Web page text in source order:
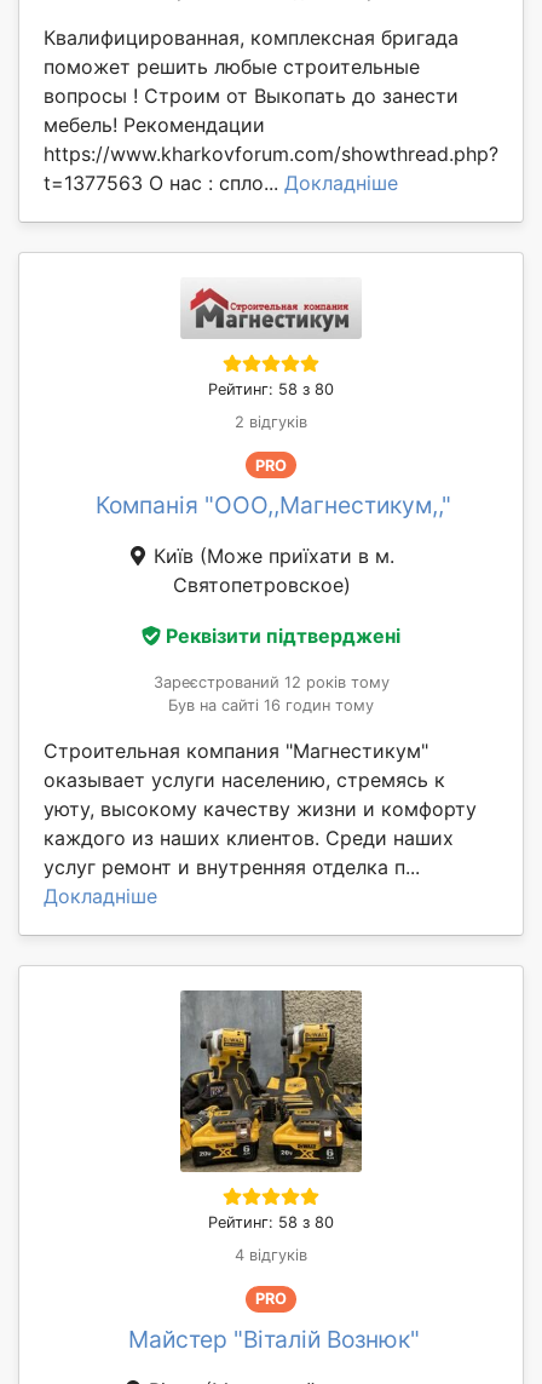
Квалифицированная, комплексная бригада
поможет решить любые строительные
вопросы ! Строим от Выкопать до занести
мебель! Рекомендации
https://www.kharkovforum.com/showthread.php?
t=1377563 О нас : спло... Докладніше
Рейтинг: 58 з 80
2 відгуків
PRO
Компанія "ООО,,Магнестикум,,"
Київ (Може приїхати в м.
Святопетровское)
Реквізити підтверджені
Зареєстрований 12 років тому
Був на сайті 16 годин тому
Строительная компания "Магнестикум"
оказывает услуги населению, стремясь к
уюту, высокому качеству жизни и комфорту
каждого из наших клиентов. Среди наших
услуг ремонт и внутренняя отделка п...
Докладніше
Рейтинг: 58 з 80
4 відгуків
PRO
Майстер "Віталій Вознюк"